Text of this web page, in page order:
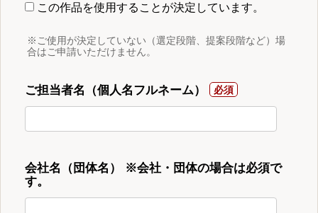
この作品を使用することが決定しています。
※ご使用が決定していない（選定段階、提案段階など）場
合はご申請いただけません。
ご担当者名（個人名フルネーム）
会社名（団体名） ※会社・団体の場合は必須で
す。